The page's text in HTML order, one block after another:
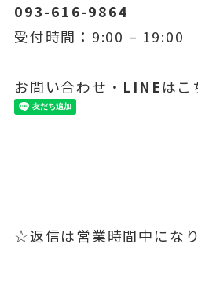
093-616-9864
受付時間：9:00 – 19:00
お問い合わせ・ LINEはこ
☆返信は営業時間中にな